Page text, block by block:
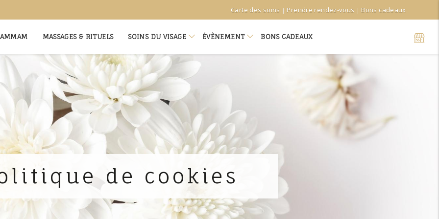
Carte des soins Prendre rendez-vous Bons cadeaux
MASSAGES & RITUELS SOINS DU VISAGE
Soins facialiste
Soins visage sur-mesure
ÉVÈNEMENT BONS CADEAUX
de cookies